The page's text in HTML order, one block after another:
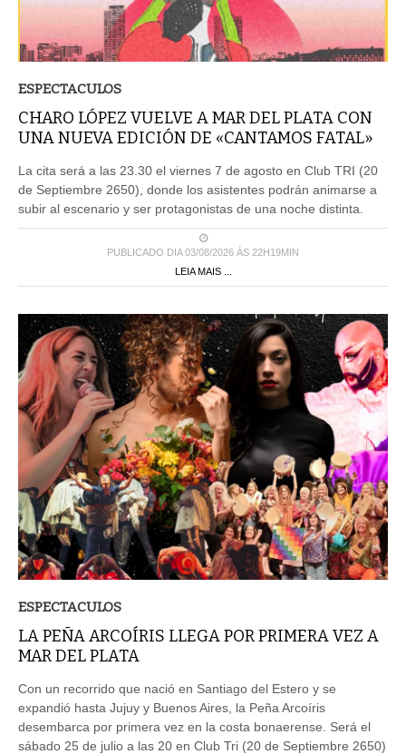
ESPECTACULOS
CHARO LÓPEZ VUELVE A MAR DEL PLATA CON
UNA NUEVA EDICIÓN DE «CANTAMOS FATAL»
La cita será a las 23.30 el viernes 7 de agosto en Club TRI (20
de Septiembre 2650), donde los asistentes podrán animarse a
subir al escenario y ser protagonistas de una noche distinta.
PUBLICADO DIA 03/08/2026 ÀS 22H19MIN
LEIA MAIS ...
ESPECTACULOS
LA PEÑA ARCOÍRIS LLEGA POR PRIMERA VEZ A
MAR DEL PLATA
Con un recorrido que nació en Santiago del Estero y se
expandió hasta Jujuy y Buenos Aires, la Peña Arcoíris
desembarca por primera vez en la costa bonaerense. Será el
sábado 25 de julio a las 20 en Club Tri (20 de Septiembre 2650)